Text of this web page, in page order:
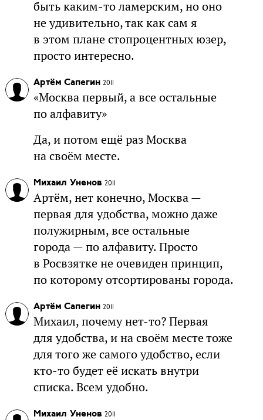
быть каким-то ламерским, но оно
не удивительно, так как сам я
в этом плане стопроцентных юзер,
просто интересно.
Артём Сапегин 2011
«Москва первый, а все остальные
по алфавиту»
Да, и потом ещё раз Москва
на своём месте.
Михаил Уненов 2011
Артём, нет конечно, Москва —
первая для удобства, можно даже
полужирным, все остальные
города — по алфавиту. Просто
в Росвзятке не очевиден принцип,
по которому отсортированы города.
Артём Сапегин 2011
Михаил, почему нет-то? Первая
для удобства, и на своём месте тоже
для того же самого удобство, если
кто-то будет её искать внутри
списка. Всем удобно.
Михаил Уненов 2011